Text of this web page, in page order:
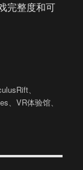
完整度和可
、
、VR体验馆、